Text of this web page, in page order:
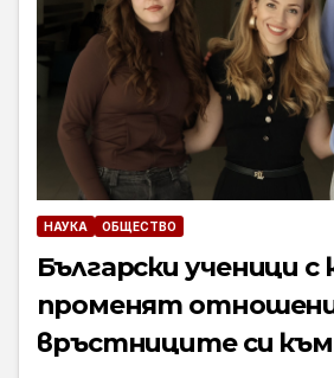
НАУКА ОБЩЕСТВО
Български ученици с
променят
връстниците си